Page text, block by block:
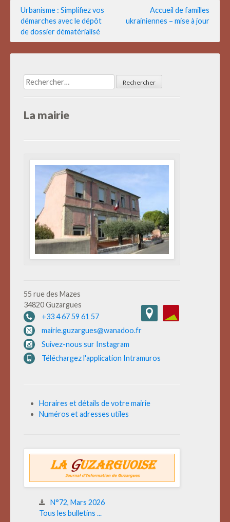
Navigation
de
l’article
Urbanisme : Simplifiez vos
démarches avec le dépôt
de dossier dématérialisé
Accueil de familles
ukrainiennes – mise à jour
Rechercher :
La mairie
55 rue des Mazes
34820 Guzargues
+33 4 67 59 61 57
mairie.guzargues@wanadoo.fr
Suivez-nous sur Instagram
Téléchargez l'application Intramuros
Horaires et détails de votre mairie
Numéros et adresses utiles
N°72, Mars 2026
Tous les bulletins ...